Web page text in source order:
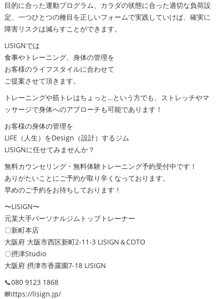
目的に合った運動プログラム、カラダの状態に合った適切な負荷設
定、一つひとつの種目を正しいフォームで実践していけば、確実に
障害リスクは減らすことができます。
LISIGNでは
食事やトレーニング、身体の管理を
お客様のライフスタイルに合わせて
ご提案させて頂きます。
トレーニングや筋トレはちょっと…という方でも、ストレッチやマ
ッサージで身体へのアプローチも可能であります！
お客様の身体の管理を
LIFE（人生）をDesign（設計）するジム
LISIGNに任せてみませんか？
無料カウンセリング・無料体験トレーニング予約受付中です！
ありがたいことにご予約が取り辛くなっております。
早めのご予約をお待ちしております！
〜LISIGN〜
元某大手パーソナルジムトップトレーナー
〇新町本店
大阪府 大阪市西区新町2-11-3 LISIGN＆COTO
〇摂津Studio
大阪府 摂津市香露園7-18 LISIGN
📞080 9123 1868
🌐https://lisign.jp/